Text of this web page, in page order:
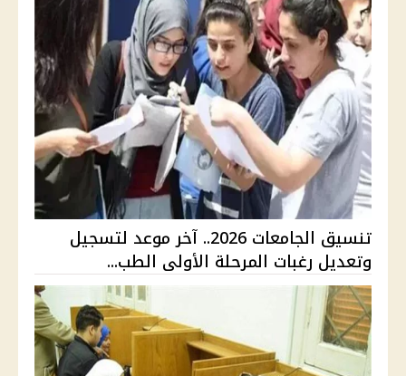
تنسيق الجامعات 2026.. آخر موعد لتسجيل
وتعديل رغبات المرحلة الأولى الطب...